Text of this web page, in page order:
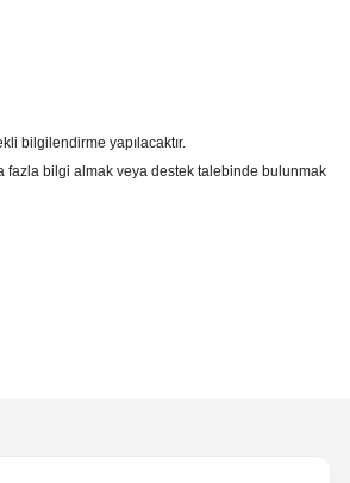
bilgilendirme yapılacaktır.
fazla bilgi almak veya destek talebinde bulunmak